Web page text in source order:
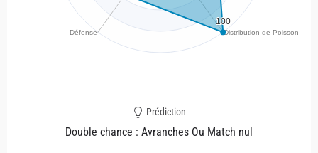
Prédiction
Double chance : Avranches Ou Match nul